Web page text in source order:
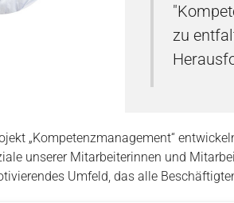
zu
„Kompetenzmanagement“
unserer Mitarbeiterinnen und
Umfeld, das alle